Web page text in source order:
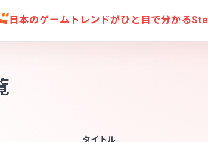
日本のゲームトレンドがひと目で分かる
タイトル